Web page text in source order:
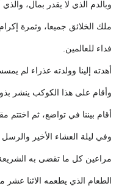
وبالدم الذي لا يقدر بمال، والذي
ملك الخلائق جميعا، وثمرة
فداء للعالمين.
أهدته إلينا وولدته عذراء لم
وأقام على هذا الكوكب ينشر
أقام بيننا في تواضع، ثم اختتم
وفي ليلة العشاء الأخير
مراعين كل ما تقضى به
الطعام الذي يطعمه الاثنا عشر